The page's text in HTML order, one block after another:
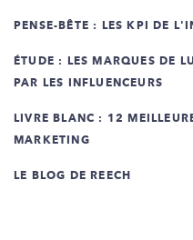
PENSE-BÊTE : LES KPI DE
ÉTUDE : LES MARQUES DE
PAR LES INFLUENCEURS
LIVRE BLANC : 12
MARKETING
LE BLOG DE REECH